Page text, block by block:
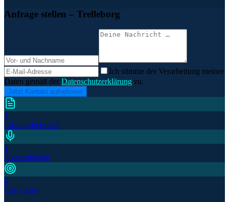
Anfrage stellen – Trelleborg
Ich stimme der Verarbeitung meiner
Daten gemäß der Datenschutzerklärung zu.
Jetzt Kontakt aufnehmen
1
Lösungsbeispiele
1
Podcastfolgen
6
Use Cases